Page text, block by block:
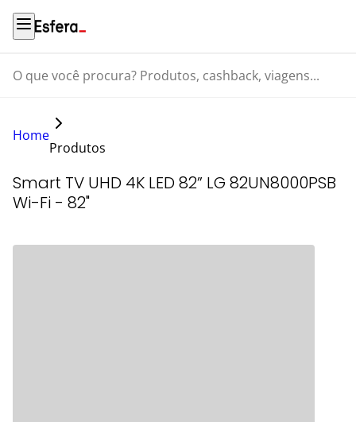
O que você procura? Produtos, cashback, viagens...
Home
Produtos
Smart TV UHD 4K LED 82” LG 82UN8000PSB
Wi-Fi - 82"